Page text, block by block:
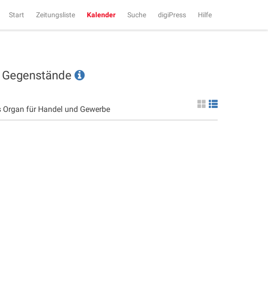
Start Zeitungsliste Kalender Suche digiPress Hilfe
Organ für Handel und Gewerbe